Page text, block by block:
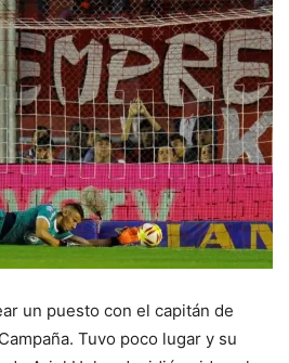
un puesto con el capitán de
Tuvo poco lugar y su